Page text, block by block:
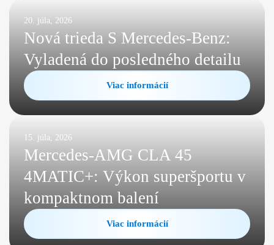
20. júla, 2026
Nová trieda S Mercedes-Benz:
Vyladená do posledného detailu
Viac informácií
15. júla, 2026
Mercedes-AMG CLA 45
4MATIC+: Výkon superšportu v
kompaktnom balení
Viac informácií